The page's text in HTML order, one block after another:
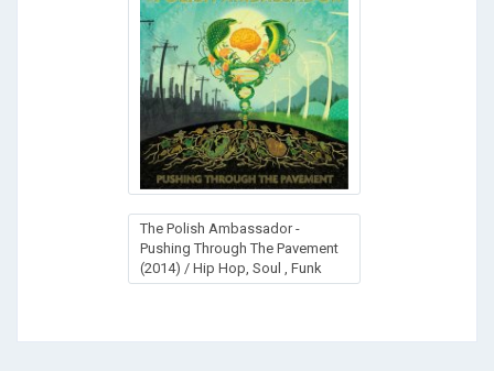
The Polish Ambassador -
Pushing Through The Pavement
(2014) / Hip Hop, Soul , Funk